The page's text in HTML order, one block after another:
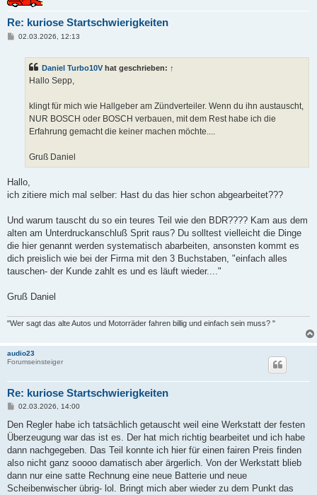
Re: kuriose Startschwierigkeiten
B02.03.2026, 12:13
Daniel Turbo10V hat geschrieben: ↑
Hallo Sepp,
klingt für mich wie Hallgeber am Zündverteiler. Wenn du ihn austauscht,
NUR BOSCH oder BOSCH verbauen, mit dem Rest habe ich die
Erfahrung gemacht die keiner machen möchte....
Gruß Daniel
Hallo,
ich zitiere mich mal selber: Hast du das hier schon abgearbeitet???
Und warum tauscht du so ein teures Teil wie den BDR???? Kam aus dem
alten am Unterdruckanschluß Sprit raus? Du solltest vielleicht die Dinge
die hier genannt werden systematisch abarbeiten, ansonsten kommt es
dich preislich wie bei der Firma mit den 3 Buchstaben, "einfach alles
tauschen- der Kunde zahlt es und es läuft wieder...."
Gruß Daniel
"Wer sagt das alte Autos und Motorräder fahren billig und einfach sein muss? "
audio23
Forumseinsteiger
Re: kuriose Startschwierigkeiten
B
i
r
a
02.03.2026, 14:00
Den Regler habe ich tatsächlich getauscht weil eine Werkstatt der festen
Überzeugung war das ist es. Der hat mich richtig bearbeitet und ich habe
dann nachgegeben. Das Teil konnte ich hier für einen fairen Preis finden
also nicht ganz soooo damatisch aber ärgerlich. Von der Werkstatt blieb
dann nur eine satte Rechnung eine neue Batterie und neue
Scheibenwischer übrig- lol. Bringt mich aber wieder zu dem Punkt das